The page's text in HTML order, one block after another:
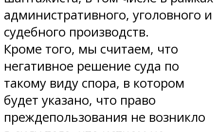
административного, уголовного и
судебного производств.
Кроме того, мы считаем, что
негативное решение суда по
такому виду спора, в котором
будет указано, что право
преждепользования не возникло